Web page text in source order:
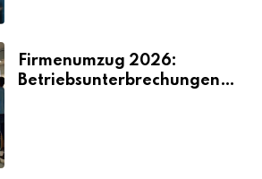
Firmenumzug 2026:
Betriebsunterbrechungen